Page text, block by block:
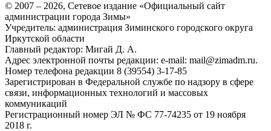
© 2007 – 2026, Сетевое издание «Официальный сайт
администрации города Зимы»
Учредитель: администрация Зиминского городского округа
Иркутской области
Главный редактор: Мигай Д. А.
Адрес электронной почты редакции: e-mail: mail@zimadm.ru.
Номер телефона редакции 8 (39554) 3-17-85
Зарегистрирован в Федеральной службе по надзору в сфере
связи, информационных технологий и массовых
коммуникаций
Регистрационный номер ЭЛ № ФС 77-74235 от 19 ноября
2018 г.